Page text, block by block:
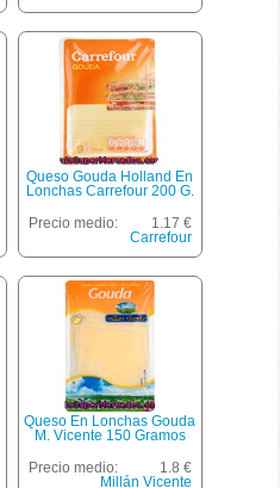
Queso Gouda Holland En
Lonchas Carrefour 200 G.
Precio medio:
1.17 €
Carrefour
Queso En Lonchas Gouda
M. Vicente 150 Gramos
Precio medio:
1.8 €
Millán Vicente